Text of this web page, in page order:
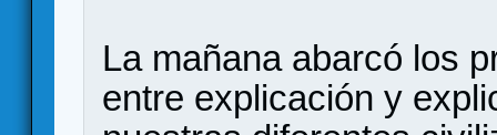
La mañana abarcó los
entre explicación y